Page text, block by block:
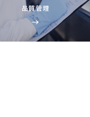
品質管理
→